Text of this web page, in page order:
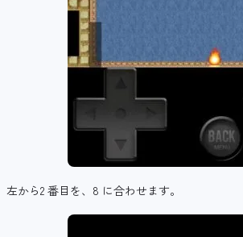
左から2 番目を、8 に合わせます。